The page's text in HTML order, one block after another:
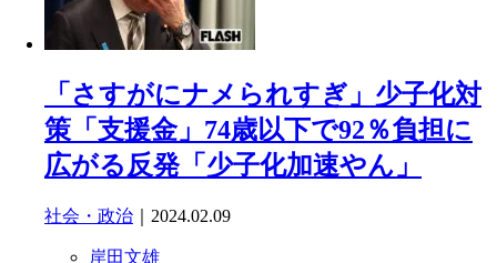
「さすがにナメられすぎ」少子化対
策「支援金」74歳以下で92％負担に
広がる反発「少子化加速やん」
社会・政治 ｜2024.02.09
岸田文雄